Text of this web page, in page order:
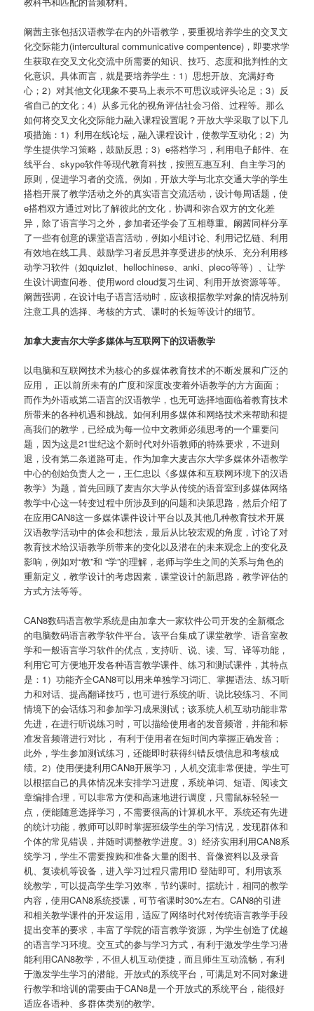
阚茜主张包括汉语教学在内的外语教学，要重视培养学生的交叉文
化交际能力(intercultural communicative compentence)，即要求学
生获取在交叉文化交流中所需要的知识、技巧、态度和批判性的文
化意识。具体而言，就是要培养学生：1）思想开放、充满好奇
心；2）对其他文化现象不要马上表示不可思议或评头论足；3）反
省自己的文化；4）从多元化的视角评估社会习俗、过程等。那么
如何将交叉文化交际能力融入课程设置呢？开放大学采取了以下几
项措施：1）利用在线论坛，融入课程设计，使教学互动化；2）为
学生提供学习策略，鼓励反思；3）e搭档学习，利用电子邮件、在
线平台、skype软件等现代教育科技，按照互惠互利、自主学习的
原则，促进学习者的交流。例如，开放大学与北京交通大学的学生
搭档开展了教学活动之外的真实语言交流活动，设计每周话题，使
e搭档双方通过对比了解彼此的文化，协调和弥合双方的文化差
异，除了语言学习之外，参加者还学会了互相尊重。阚茜同样分享
了一些有创意的课堂语言活动，例如小组讨论、利用记忆链、利用
有效地在线工具、鼓励学习者反思并享受进步的快乐、充分利用移
动学习软件（如quizlet、hellochinese、anki、pleco等等）、让学
生设计调查问卷、使用word cloud复习生词、利用开放资源等等。
阚茜强调，在设计电子语言活动时，应该根据教学对象的情况特别
注意工具的选择、考核的方式、课时的长短等设计的细节。
加拿大麦吉尔大学多媒体与互联网下的汉语教学
以电脑和互联网技术为核心的多媒体教育技术的不断发展和广泛的
应用， 正以前所未有的广度和深度改变着外语教学的方方面面；
而作为外语或第二语言的汉语教学，也无可选择地面临着教育技术
所带来的各种机遇和挑战。如何利用多媒体和网络技术来帮助和提
高我们的教学，已经成为每一位中文教师必须思考的一个重要问
题，因为这是21世纪这个新时代对外语教师的特殊要求，不进则
退，没有第二条道路可走。作为加拿大麦吉尔大学多媒体外语教学
中心的创始负责人之一，王仁忠以《多媒体和互联网环境下的汉语
教学》为题，首先回顾了麦吉尔大学从传统的语音室到多媒体网络
教学中心这一转变过程中所涉及到的问题和决策思路，然后介绍了
在应用CAN8这一多媒体课件设计平台以及其他几种教育技术开展
汉语教学活动中的体会和想法，最后从比较宏观的角度，讨论了对
教育技术给汉语教学所带来的变化以及潜在的未来观念上的变化及
影响，例如对“教”和 “学”的理解，老师与学生之间的关系与角色的
重新定义，教学设计的考虑因素，课堂设计的新思路，教学评估的
方式方法等等。
CAN8数码语言教学系统是由加拿大一家软件公司开发的全新概念
的电脑数码语言教学软件平台。该平台集成了课堂教学、语音室教
学和一般语言学习软件的优点，支持听、说、读、写、译等功能，
利用它可方便地开发各种语言教学课件、练习和测试课件，其特点
是：1）功能齐全CAN8可以用来单独学习词汇、掌握语法、练习听
力和对话、提高翻译技巧，也可进行系统的听、说比较练习、不同
情境下的会话练习和参加学习成果测试；该系统人机互动功能非常
先进，在进行听说练习时，可以描绘使用者的发音频谱，并能和标
准发音频谱进行对比， 有利于使用者在短时间内掌握正确发音；
此外，学生参加测试练习，还能即时获得纠错反馈信息和考核成
绩。2）使用便捷利用CAN8开展学习，人机交流非常便捷。学生可
以根据自己的具体情况来安排学习进度，系统单词、短语、阅读文
章编排合理，可以非常方便和高速地进行调度，只需鼠标轻轻一
点，便能随意选择学习，不需要很高的计算机水平。系统还有先进
的统计功能，教师可以即时掌握班级学生的学习情况，发现群体和
个体的常见错误，并随时调整教学进度。3）经济实用利用CAN8系
统学习，学生不需要搜购和准备大量的图书、音像资料以及录音
机、复读机等设备，进入学习过程只需用ID 登陆即可。利用该系
统教学，可以提高学生学习效率，节约课时。据统计，相同的教学
内容，使用CAN8系统授课，可节省课时30%左右。CAN8的引进
和相关教学课件的开发运用，适应了网络时代对传统语言教学手段
提出变革的要求，丰富了学院的语言教学资源，为学生创造了优越
的语言学习环境。交互式的参与学习方式，有利于激发学生学习潜
能利用CAN8教学，不但人机互动便捷，而且师生互动流畅，有利
于激发学生学习的潜能。开放式的系统平台，可满足对不同对象进
行教学和培训的需要由于CAN8是一个开放式的系统平台，能很好
适应各语种、多群体类别的教学。